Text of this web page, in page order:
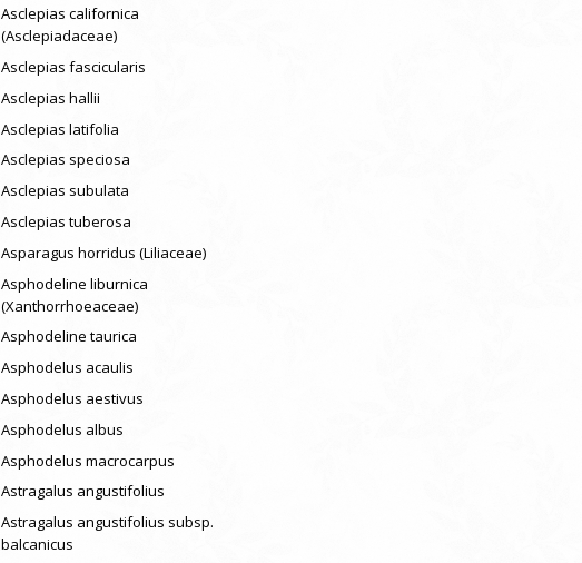
Asclepias californica
(Asclepiadaceae)
Asclepias fascicularis
Asclepias hallii
Asclepias latifolia
Asclepias speciosa
Asclepias subulata
Asclepias tuberosa
Asparagus horridus (Liliaceae)
Asphodeline liburnica
(Xanthorrhoeaceae)
Asphodeline taurica
Asphodelus acaulis
Asphodelus aestivus
Asphodelus albus
Asphodelus macrocarpus
Astragalus angustifolius
Astragalus angustifolius subsp.
balcanicus